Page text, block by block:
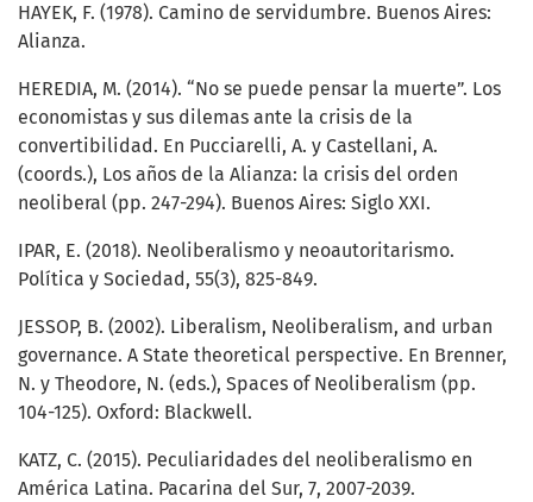
HAYEK, F. (1978). Camino de servidumbre. Buenos Aires:
Alianza.
HEREDIA, M. (2014). “No se puede pensar la muerte”. Los
economistas y sus dilemas ante la crisis de la
convertibilidad. En Pucciarelli, A. y Castellani, A.
(coords.), Los años de la Alianza: la crisis del orden
neoliberal (pp. 247-294). Buenos Aires: Siglo XXI.
IPAR, E. (2018). Neoliberalismo y neoautoritarismo.
Política y Sociedad, 55(3), 825-849.
JESSOP, B. (2002). Liberalism, Neoliberalism, and urban
governance. A State theoretical perspective. En Brenner,
N. y Theodore, N. (eds.), Spaces of Neoliberalism (pp.
104-125). Oxford: Blackwell.
KATZ, C. (2015). Peculiaridades del neoliberalismo en
América Latina. Pacarina del Sur, 7, 2007-2039.